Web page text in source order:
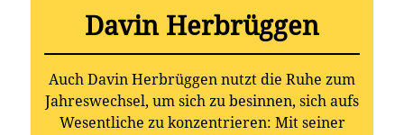
Davin Herbrüggen
Auch Davin Herbrüggen nutzt die Ruhe zum
Jahreswechsel, um sich zu besinnen, sich aufs
Wesentliche zu konzentrieren: Mit seiner